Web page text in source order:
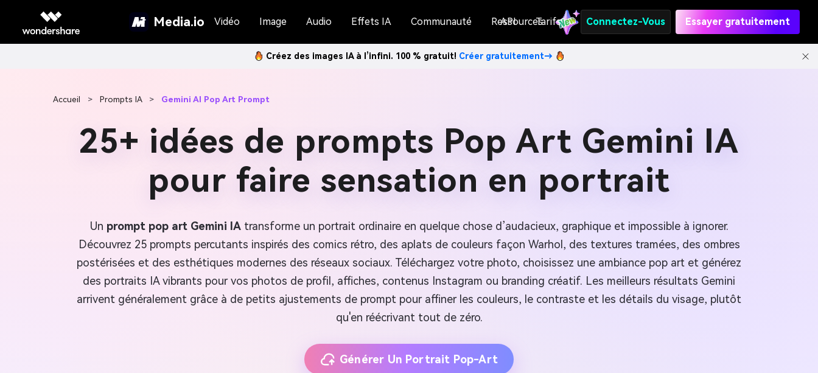
Media.io Vidéo Image Audio Effets IA Communauté Ressources
API Tarifs Connectez-Vous Essayer gratuitement
Créez des images IA à l’infini. 100 % gratuit! Créer gratuitement→
Accueil > Prompts IA > Gemini AI Pop Art Prompt
25+ idées de prompts Pop Art Gemini IA
pour faire sensation en portrait
Un prompt pop art Gemini IAtransforme un portrait ordinaire en quelque chose d’audacieux, graphique et impossible à ignorer.
Découvrez 25 prompts percutants inspirés des comics rétro, des aplats de couleurs façon Warhol, des textures tramées, des ombres
postérisées et des esthétiques modernes des réseaux sociaux. Téléchargez votre photo, choisissez une ambiance pop art et générez
des portraits IA vibrants pour vos photos de profil, affiches, contenus Instagram ou branding créatif. Les meilleurs résultats Gemini
arrivent généralement grâce à de petits ajustements de prompt pour affiner les couleurs, le contraste et les détails du visage, plutôt
qu'en réécrivant tout de zéro.
Générer Un Portrait Pop-Art